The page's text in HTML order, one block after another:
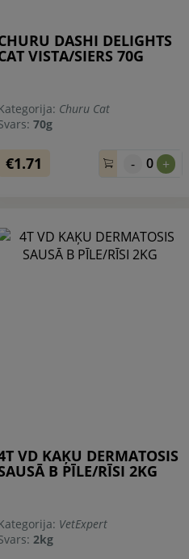
DASHI DELIGHTS
VISTA/SIERS 70G
Churu Cat
70g
€1.71 - 0 +
VD KAĶU DERMATOSIS
B PĪLE/RĪSI 2KG
VetExpert
2kg